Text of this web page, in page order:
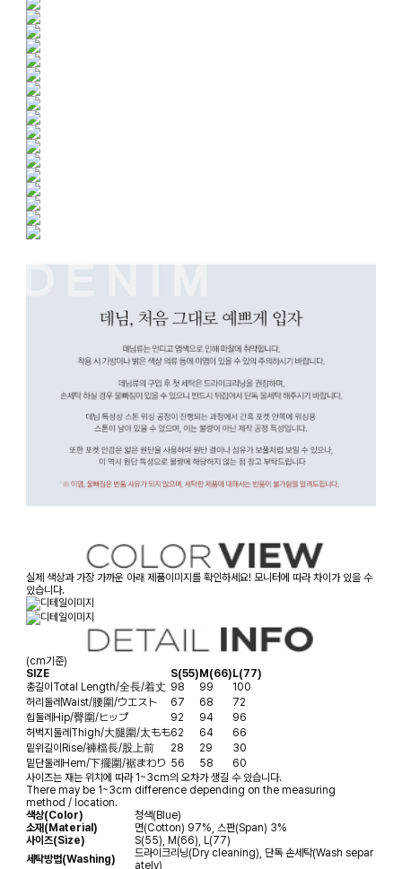
실제 색상과 가장 가까운 아래 제품이미지를 확인하세요! 모니터에 따라 차이가 있을 수
있습니다.
(cm기준)
SIZE
S(55) M(66) L(77)
총길이 Total Length/全長/着丈 98 99
100
허리둘레 Waist/腰圍/ウエスト 67 68
72
힙둘레 Hip/臀圍/ヒップ 92 94
96
허벅지둘레 Thigh/大腿圍/太もも62 64
66
밑위길이 Rise/褲檔長/股上前 28 29
30
밑단둘레 Hem/下擺圍/裾まわり 56 58
60
사이즈는 재는 위치에 따라 1~3cm의 오차가 생길 수 있습니다.
There may be 1~3cm difference depending on the measuring
method / location.
색상(Color)
청색(Blue)
소재(Material)
면(Cotton) 97%, 스판(Span) 3%
사이즈(Size)
S(55), M(66), L(77)
세탁방법(Washing)
드라이크리닝(Dry cleaning), 단독 손세탁(Wash separ
ately)